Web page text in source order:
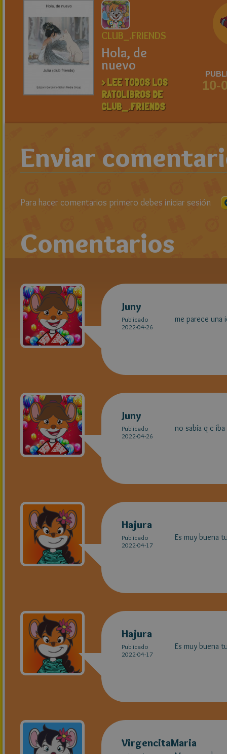
CLUB_.FRIENDS
Hola, de
nuevo
> LEE TODOS LOS
RATOLIBROS DE
CLUB_.FRIENDS
10-
Enviar
Para hacer comentarios primero debes iniciar sesión
Comentarios
Juny
Publicado
2022-04-26
me parece una
Juny
Publicado
2022-04-26
no sabía q c
Hajura
Publicado
2022-04-17
Es muy buena
Hajura
Publicado
2022-04-17
Es muy buena
VirgencitaMaria